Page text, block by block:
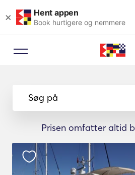
× Hent appen
Book hurtigere og nemmere
Søg på
Prisen omfatter altid